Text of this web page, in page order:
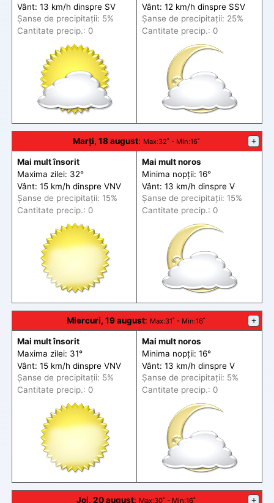
Vânt: 13 km/h dinspre SV
Șanse de precipitații: 5%
Cantitate precip.: 0
Vânt: 12 km/h dinspre SSV
Șanse de precipitații: 25%
Cantitate precip.: 0
Marți, 18 august: Max:32˚ - Min:16˚ +
Mai mult însorit
Maxima zilei: 32°
Vânt: 15 km/h dinspre VNV
Șanse de precipitații: 15%
Cantitate precip.: 0
Mai mult noros
Minima nopții: 16°
Vânt: 13 km/h dinspre V
Șanse de precipitații: 15%
Cantitate precip.: 0
Miercuri, 19 august: Max:31˚ - Min:16˚ +
Mai mult însorit
Maxima zilei: 31°
Vânt: 15 km/h dinspre VNV
Șanse de precipitații: 5%
Cantitate precip.: 0
Mai mult noros
Minima nopții: 16°
Vânt: 13 km/h dinspre V
Șanse de precipitații: 5%
Cantitate precip.: 0
Joi, 20 august: Max:30˚ - Min:16˚ +